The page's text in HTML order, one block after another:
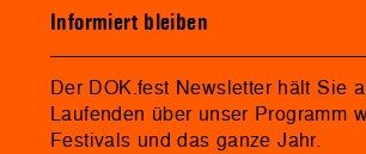
Informiert bleiben
Der DOK.fest Newsletter hält Sie
Laufenden über unser Programm
Festivals und das ganze Jahr.